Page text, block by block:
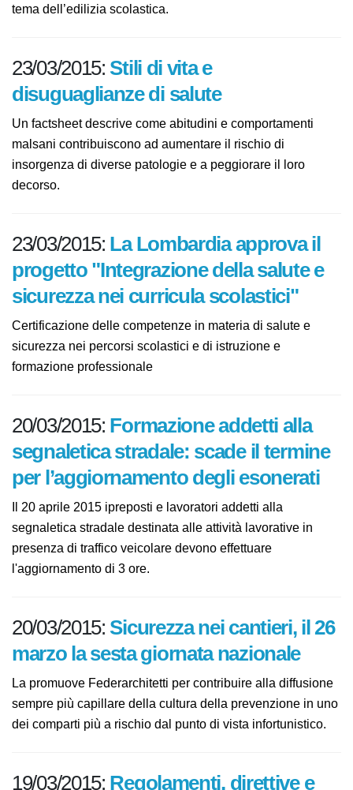
anche il tema dell’edilizia scolastica.
23/03/2015:Stili di vita e
disuguaglianze di salute
Un factsheet descrive come abitudini e comportamenti
malsani contribuiscono ad aumentare il rischio di
insorgenza di diverse patologie e a peggiorare il loro
decorso.
23/03/2015:La Lombardia approva
il progetto "Integrazione della
salute e sicurezza nei curricula
scolastici"
Certificazione delle competenze in materia di salute e
sicurezza nei percorsi scolastici e di istruzione e
20/03/2015:Formazione addetti alla
segnaletica stradale: scade il
termine per l’aggiornamento degli
esonerati
Il 20 aprile 2015 ipreposti e lavoratori addetti alla
segnaletica stradale destinata alle attività lavorative in
l'aggiornamento di 3 ore.
20/03/2015:Sicurezza nei cantieri, il
26 marzo la sesta giornata
nazionale
diffusione sempre più capillare della cultura della